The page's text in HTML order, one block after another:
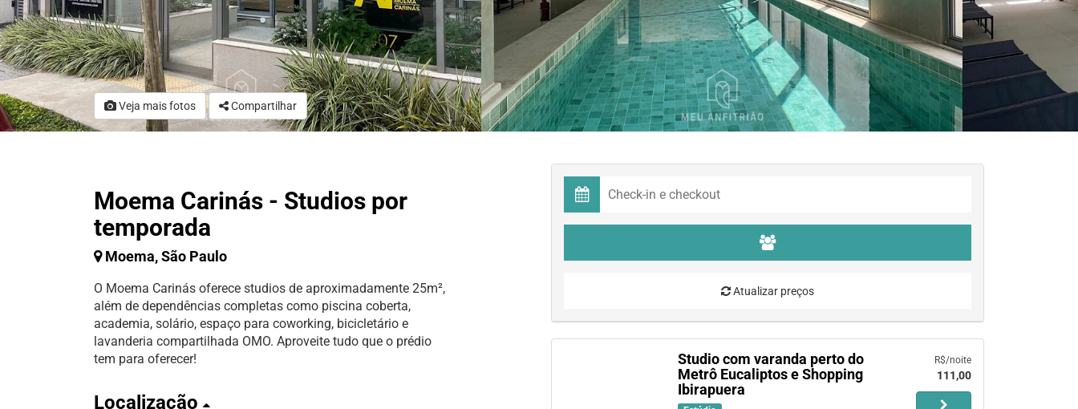
Veja mais fotos Compartilhar
Moema Carinás - Studios por
temporada
Moema, São Paulo
O Moema Carinás oferece studios de aproximadamente 25m²,
além de dependências completas como piscina coberta,
academia, solário, espaço para coworking, bicicletário e
lavanderia compartilhada OMO. Aproveite tudo que o prédio
tem para oferecer!
Localização
Atualizar preços
Studio com varanda perto do
Metrô Eucaliptos e Shopping
Ibirapuera
R$/noite
111,00